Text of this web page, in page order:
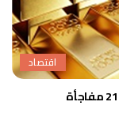
اقتصاد